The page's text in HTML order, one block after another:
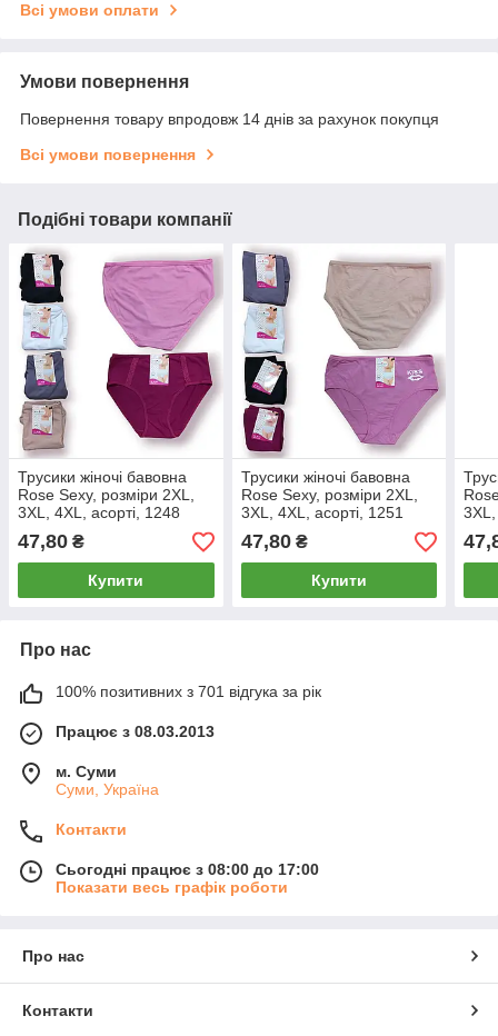
Всі умови оплати
Умови повернення
Повернення товару впродовж 14 днів за рахунок покупця
Всі умови повернення
Подібні товари компанії
Трусики жіночі бавовна
Rose Sexy, розміри 2XL,
3XL, 4XL, асорті, 1248
47,80 ₴
Купити
Трусики жіночі бавовна
Rose Sexy, розміри 2XL,
3XL, 4XL, асорті, 1251
47,80₴
Купити
Про нас
100% позитивних з 701 відгука за рік
Працює з 08.03.2013
м. Суми
Суми, Україна
Контакти
Сьогодні працює з 08:00 до 17:00
Показати весь графік роботи
Про нас
Контакти